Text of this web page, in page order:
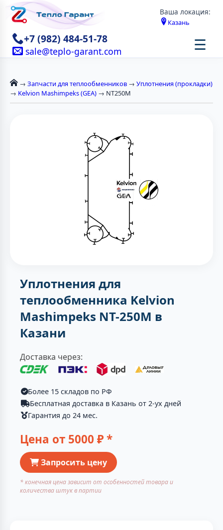
Ваша локация:
Казань
+7 (982) 484-51-78
sale@teplo-garant.com ☰
→ Запчасти для теплообменников → Уплотнения (прокладки)
→ Kelvion Mashimpeks (GEA) → NT250M
Уплотнения для
теплообменника Kelvion
Mashimpeks NT-250M в
Казани
Доставка через:
Более 15 складов по РФ
Бесплатная доставка в Казань от 2-ух дней
Гарантия до 24 мес.
Цена от 5000 ₽ *
Запросить цену
* конечная цена зависит от особенностей товара и
количества штук в партии